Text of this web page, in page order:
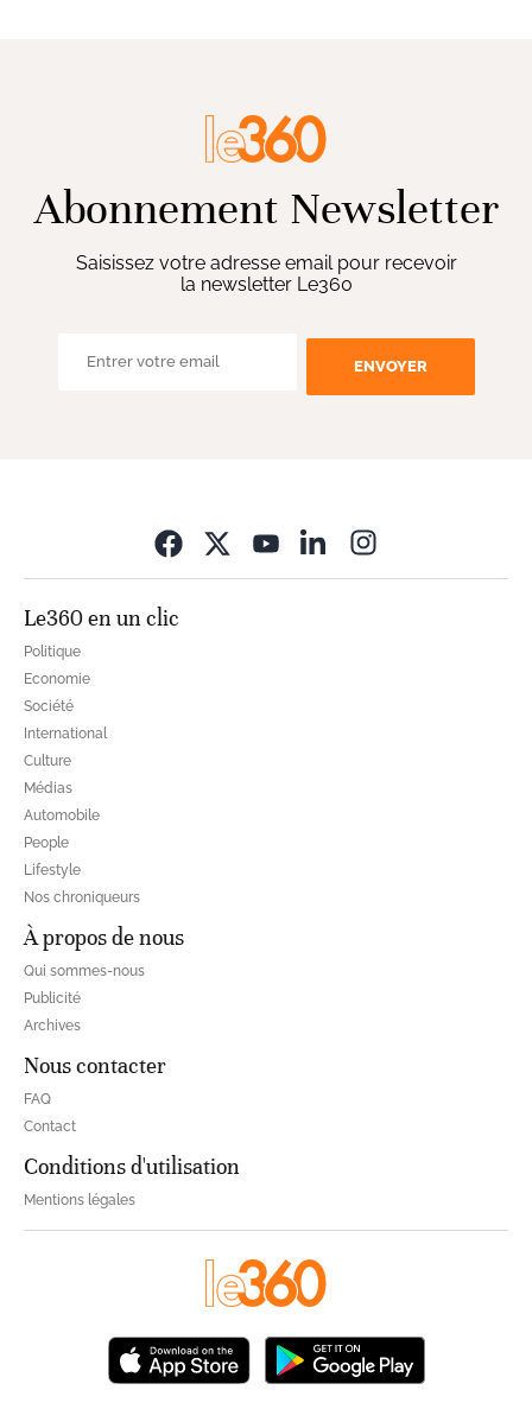
Abonnement Newsletter
Saisissez votre adresse email pour recevoir
la newsletter Le360
ENVOYER
Le360 en un clic
Politique
Economie
Société
International
Culture
Médias
Automobile
People
Lifestyle
Nos chroniqueurs
À propos de nous
Qui sommes-nous
Publicité
Archives
Nous contacter
FAQ
Contact
Conditions d'utilisation
Mentions légales